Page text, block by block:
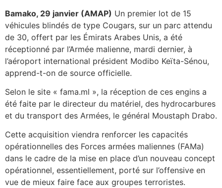
Bamako, 29 janvier (AMAP) Un premier lot de 15
véhicules blindés de type Cougars, sur un parc attendu
de 30, offert par les Émirats Arabes Unis, a été
réceptionné par l’Armée malienne, mardi dernier, à
l’aéroport international président Modibo Keïta-Sénou,
apprend-t-on de source officielle.
Selon le site « fama.ml », la réception de ces engins a
été faite par le directeur du matériel, des hydrocarbures
et du transport des Armées, le général Moustaph Drabo.
Cette acquisition viendra renforcer les capacités
opérationnelles des Forces armées maliennes (FAMa)
dans le cadre de la mise en place d’un nouveau concept
opérationnel, essentiellement, porté sur l’offensive en
vue de mieux faire face aux groupes terroristes.